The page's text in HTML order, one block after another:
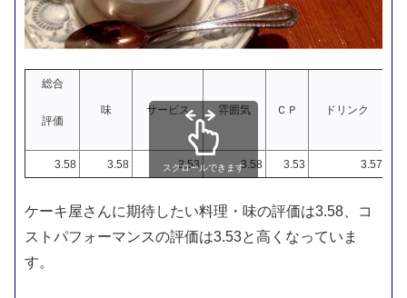
総合
評価
味 サービス 雰囲気 ＣＰ ドリンク
3.58 3.58 3.53 3.58 3.53 3.57
スクロールできます
ケーキ屋さんに期待したい料理・味の評価は3.58、コ
ストパフォーマンスの評価は3.53と高くなっていま
す。